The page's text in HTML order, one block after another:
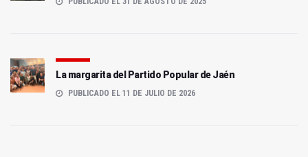
La margarita del Partido Popular de Jaén
PUBLICADO EL 11 DE JULIO DE 2026